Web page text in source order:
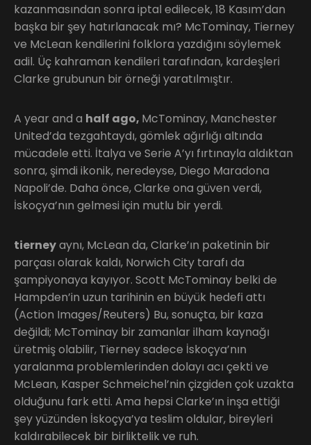
kazanmasından sonra iptal edilecek, 18 Kasım’dan
başka bir şey hatırlanacak mı? McTominay, Tierney
ve McLean kendilerini folklora yazdığını söylemek
adil. Üç kahraman kendileri tarafından, kardeşleri
Clarke grubunun bir örneği yaratılmıştır.
A year and a half ago, McTominay, Manchester
United’da tezgahtaydı, gömlek ağırlığı altında
mücadele etti. İtalya ve Serie A’yı fırtınayla aldıktan
sonra, şimdi ikonik, neredeyse, Diego Maradona
Napoli’de. Daha önce, Clarke ona güven verdi,
İskoçya’nın gelmesi için mutlu bir yerdi.
tierneyaynı, McLean da, Clarke’ın paketinin bir
parçası olarak kaldı, Norwich City tarafı da
şampiyonaya kayıyor. Scott McTominay belki de
Hampden’in uzun tarihinin en büyük hedefi attı
(Action Images/Reuters) Bu, sonuçta, bir kaza
değildi; McTominay bir zamanlar ilham kaynağı
üretmiş olabilir, Tierney sadece İskoçya’nın
yaralanma problemlerinden dolayı acı çekti ve
McLean, Kasper Schmeichel’nin çizgiden çok uzakta
olduğunu fark etti. Ama hepsi Clarke’ın inşa ettiği
şey yüzünden İskoçya’ya teslim oldular, bireyleri
kaldırabilecek bir birliktelik ve ruh.